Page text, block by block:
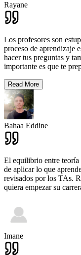
Rayane
Los profesores son
proceso de aprendizaje
hacer tus preguntas y
importante es que te
Read More
Bahaa Eddine
El equilibrio entre teoría
de aplicar lo que
revisados por los TAs.
quiera empezar su
Imane